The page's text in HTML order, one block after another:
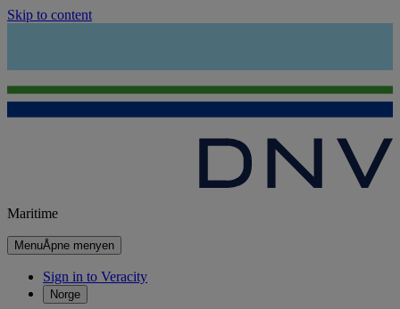
Skip to content
Maritime
MenuÅpne menyen
Sign in to Veracity
Norge